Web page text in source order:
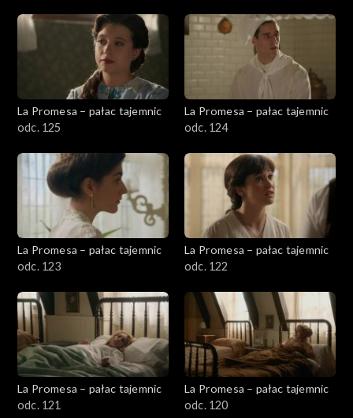
La Promesa – pałac tajemnic
odc. 125
La Promesa – pałac tajemnic
odc. 124
La Promesa – pałac tajemnic
odc. 123
La Promesa – pałac tajemnic
odc. 122
La Promesa – pałac tajemnic
odc. 121
La Promesa – pałac tajemnic
odc. 120